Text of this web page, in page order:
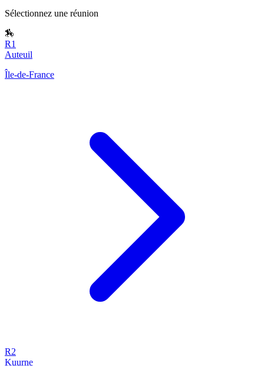
Sélectionnez une réunion
🏇
R1
Auteuil
Île-de-France
R2
Kuurne